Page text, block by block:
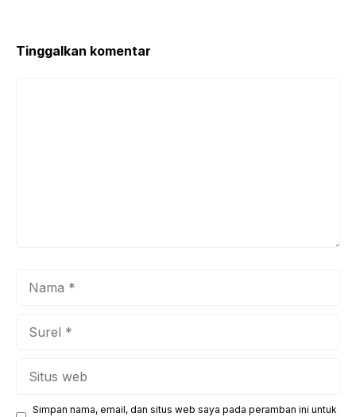
Tinggalkan komentar
Simpan nama, email, dan situs web saya pada peramban ini untuk